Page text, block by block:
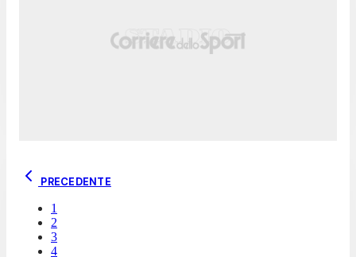
PRECEDENTE
1
2
3
4